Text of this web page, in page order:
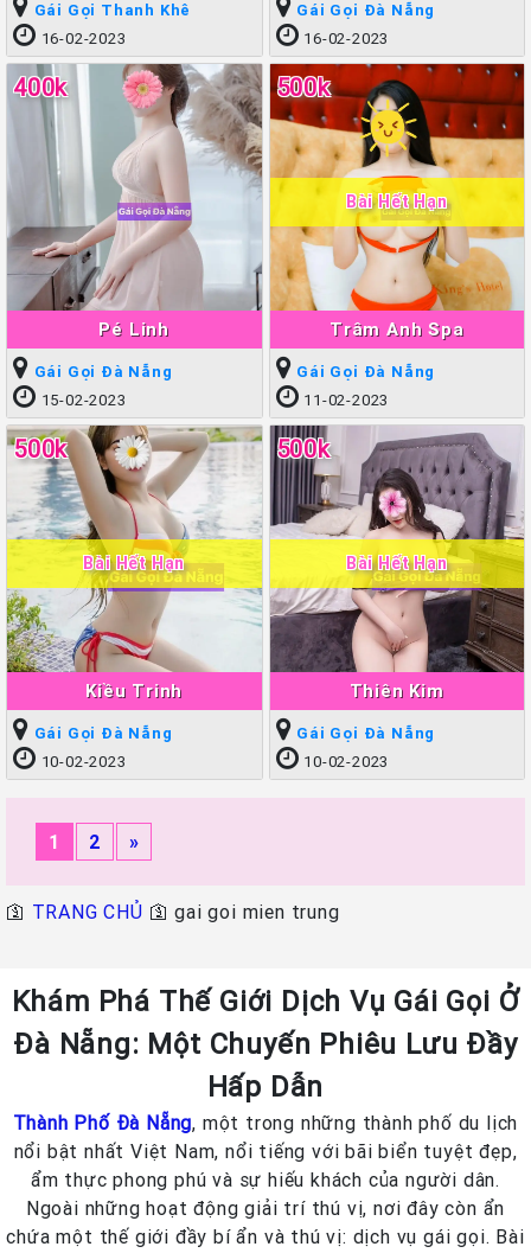
Gái Gọi Thanh Khê
16-02-2023
Gái Gọi Đà Nẵng
16-02-2023
Pé Linh
400k
Gái Gọi Đà Nẵng
15-02-2023
Trâm Anh Spa
500k
Bài Hết Hạn
Gái Gọi Đà Nẵng
11-02-2023
Kiều Trinh
500k
Bài Hết Hạn
Gái Gọi Đà Nẵng
10-02-2023
Thiên Kim
500k
Bài Hết Hạn
Gái Gọi Đà Nẵng
10-02-2023
1 2 »
🛐 TRANG CHỦ 🛐gai goi mien trung
Khám Phá Thế Giới Dịch Vụ Gái Gọi Ở
Đà Nẵng: Một Chuyến Phiêu Lưu Đầy
Hấp Dẫn
Thành Phố Đà Nẵng, một trong những thành phố du lịch
nổi bật nhất Việt Nam, nổi tiếng với bãi biển tuyệt đẹp,
ẩm thực phong phú và sự hiếu khách của người dân.
Ngoài những hoạt động giải trí thú vị, nơi đây còn ẩn
chứa một thế giới đầy bí ẩn và thú vị: dịch vụ gái gọi. Bài